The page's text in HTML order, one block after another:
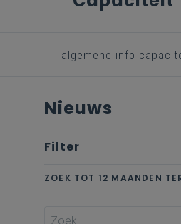
algemene info
Nieuws
Filter
ZOEK TOT 12 MAANDEN